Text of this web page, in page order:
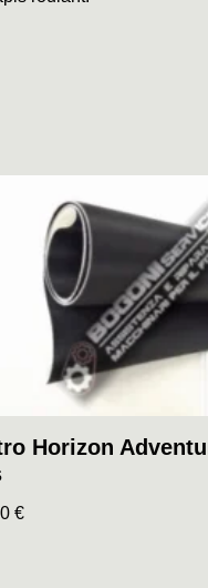
Horizon
€